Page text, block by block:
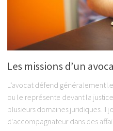
Les missions d’un
L’avocat défend généralement
ou le représente devant la
plusieurs domaines juridiques. Il
d’accompagnateur dans des